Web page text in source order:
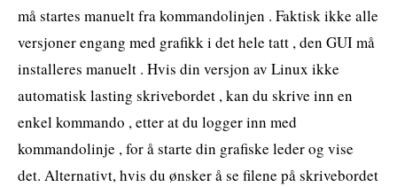
må startes manuelt fra kommandolinjen . Faktisk ikke alle
versjoner engang med grafikk i det hele tatt , den GUI må
installeres manuelt . Hvis din versjon av Linux ikke
automatisk lasting skrivebordet , kan du skrive inn en
enkel kommando , etter at du logger inn med
kommandolinje , for å starte din grafiske leder og vise
det. Alternativt, hvis du ønsker å se filene på skrivebordet